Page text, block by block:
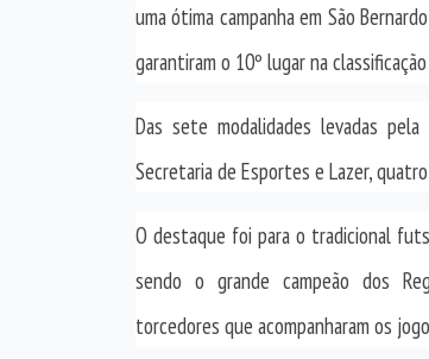
uma ótima campanha em São
garantiram o 10º lugar na
Das sete modalidades levadas
Secretaria de Esportes e Lazer,
O destaque foi para o tradicional
sendo o grande campeão dos
torcedores que acompanharam os